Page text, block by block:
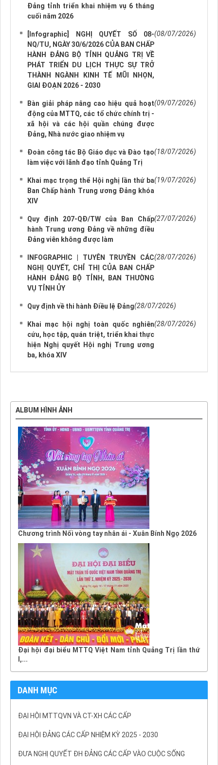
Đảng tỉnh triển khai nhiệm vụ 6 tháng
cuối năm 2026
[Infographic] NGHỊ QUYẾT SỐ 08-
NQ/TU, NGÀY 30/6/2026 CỦA BAN CHẤP
HÀNH ĐẢNG BỘ TỈNH QUẢNG TRỊ VỀ
PHÁT TRIỂN DU LỊCH THỰC SỰ TRỞ
THÀNH NGÀNH KINH TẾ MŨI NHỌN,
GIAI ĐOẠN 2026 - 2030
(08/07/2026)
Bàn giải pháp nâng cao hiệu quả hoạt
động của MTTQ, các tổ chức chính trị -
xã hội và các hội quần chúng được
Đảng, Nhà nước giao nhiệm vụ
(09/07/2026)
Đoàn công tác Bộ Giáo dục và Đào tạo
làm việc với lãnh đạo tỉnh Quảng Trị
(18/07/2026)
Khai mạc trọng thể Hội nghị lần thứ ba
Ban Chấp hành Trung ương Đảng khóa
XIV
(19/07/2026)
Quy định 207-QĐ/TW của Ban Chấp
hành Trung ương Đảng về những điều
Đảng viên không được làm
(27/07/2026)
INFOGRAPHIC | TUYÊN TRUYỀN CÁC
NGHỊ QUYẾT, CHỈ THỊ CỦA BAN CHẤP
HÀNH ĐẢNG BỘ TỈNH, BAN THƯỜNG
VỤ TỈNH ỦY
(28/07/2026)
Quy định về thi hành Điều lệ Đảng(28/07/2026)
Khai mạc hội nghị toàn quốc nghiên
cứu, học tập, quán triệt, triển khai thực
hiện Nghị quyết Hội nghị Trung ương
ba, khóa XIV
(28/07/2026)
ALBUM HÌNH ẢNH
Chương trình Nối vòng tay nhân ái - Xuân Bính Ngọ 2026
Đại hội đại biểu MTTQ Việt Nam tỉnh Quảng Trị lần thứ
I,...
DANH MỤC
ĐẠI HỘI MTTQVN VÀ CT-XH CÁC CẤP
ĐẠI HỘI ĐẢNG CÁC CẤP NHIỆM KỲ 2025 - 2030
ĐƯA NGHỊ QUYẾT ĐH ĐẢNG CÁC CẤP VÀO CUỘC SỐNG